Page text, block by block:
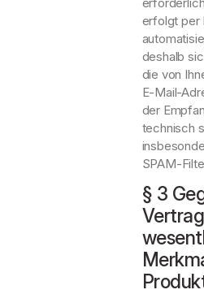
erfolgt per
deshalb
die von
E-Mail-
der
technisch
SPAM-
§ 3